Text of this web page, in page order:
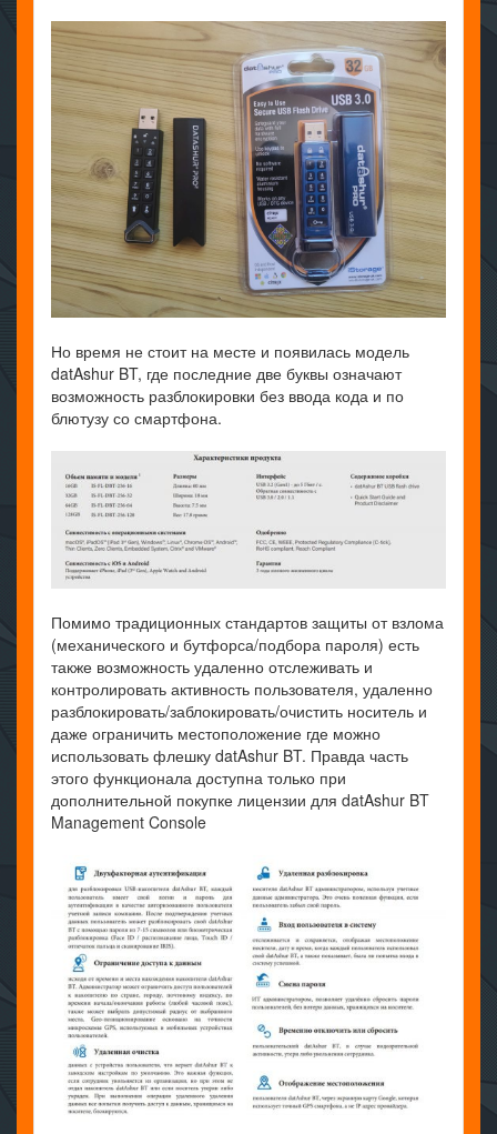
Но время не стоит на месте и появилась модель
datAshur BT, где последние две буквы означают
возможность разблокировки без ввода кода и по
блютузу со смартфона.
Помимо традиционных стандартов защиты от взлома
(механического и бутфорса/подбора пароля) есть
также возможность удаленно отслеживать и
контролировать активность пользователя, удаленно
разблокировать/заблокировать/очистить носитель и
даже ограничить местоположение где можно
использовать флешку datAshur BT. Правда часть
этого функционала доступна только при
дополнительной покупке лицензии для datAshur BT
Management Console